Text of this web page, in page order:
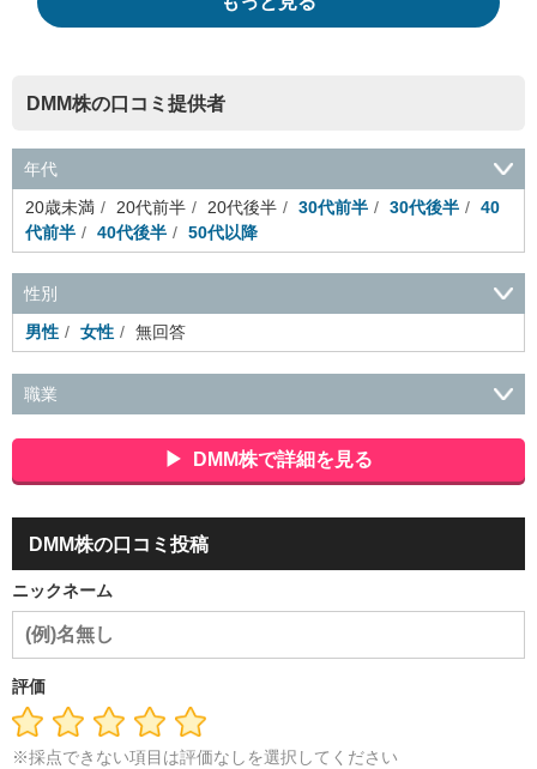
DMM株の口コミ提供者
年代
20歳未満
20代前半 20代後半 30代前半 30代後半
40
代前半
40代後半 50代以降
性別
男性
女性 無回答
職業
広告・マスコミ
接客・小売・流通・外食・食
品
アミューズメント・エンターテイメント・ゲーム関連
美
ダル・葬祭
メディア職
芸能・イベント・コンパニオン
ム開発・SE・インフラ）
導体・制御）
警備・交通・建築・土木技術職
医療・福祉・
介護
その他
ス
士業・コンサルティング 金融・商社
不動産・保険・サ
ービス
専業主婦（夫）
営業
DMM株で詳細を見る
DMM株の口コミ投稿
ニックネーム
評価
※採点できない項目は評価なしを選択してください